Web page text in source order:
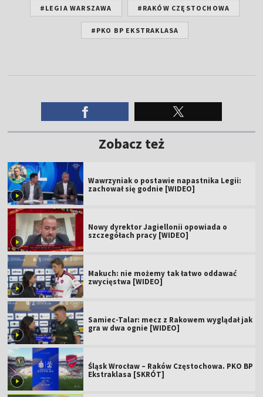
#LEGIA WARSZAWA #RAKÓW CZĘSTOCHOWA
#PKO BP EKSTRAKLASA
Zobacz też
Wawrzyniak o postawie napastnika Legii:
zachował się godnie [WIDEO]
Nowy dyrektor Jagiellonii opowiada o
szczegółach pracy [WIDEO]
Makuch: nie możemy tak łatwo oddawać
zwycięstwa [WIDEO]
Samiec-Talar: mecz z Rakowem wyglądał jak
gra w dwa ognie [WIDEO]
Śląsk Wrocław – Raków Częstochowa. PKO BP
Ekstraklasa [SKRÓT]